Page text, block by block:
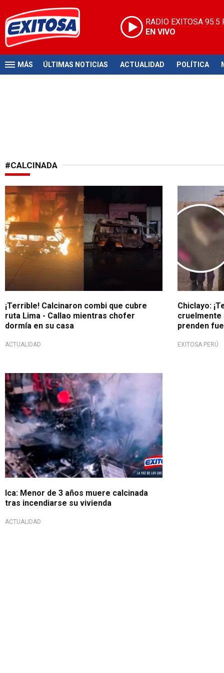
RADIO EXITOSA 95.5
EN VIVO
MÁS ÚLTIMAS NOTICIAS ACTUALIDAD POLÍTICA
#CALCINADA
En la madrugada
¡Terrible! Calcinaron combi que cubre
ruta Lima - Callao mientras chofer
dormía en su casa
ACTUALIDAD
Cruel
Chiclayo:
cruelmente
prenden
EXITOSA PERÚ
Ica: Menor de 3 años muere calcinada
tras incendiarse su vivienda
ACTUALIDAD